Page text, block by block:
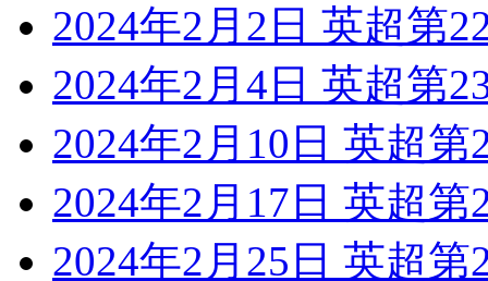
2024年2月2日 英超第
2024年2月4日 英超第
2024年2月10日 英超
2024年2月17日 英超
2024年2月25日 英超